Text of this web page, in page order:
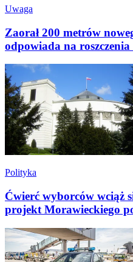
Uwaga
Zaorał 200 metrów
odpowiada na
Polityka
Ćwierć wyborców wciąż
projekt Morawieckiego